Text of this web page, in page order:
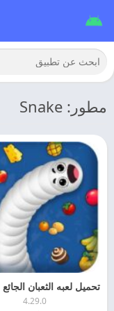
مطور: Snake
4.29.0